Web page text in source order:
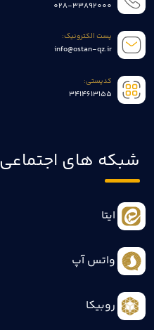
028-33892000
پست الکترونیک:
info@ostan-qz.ir
کدپستی:
3414613155
شبکه های اجتماعی
ایتا
واتس آپ
روبیکا